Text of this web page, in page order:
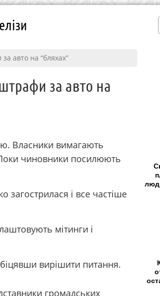
авто на “бляхах”
за авто на
Власники вимагають
чиновники посилюють
загострилася і все частіше
мітинги і
вирішити питання.
громадських